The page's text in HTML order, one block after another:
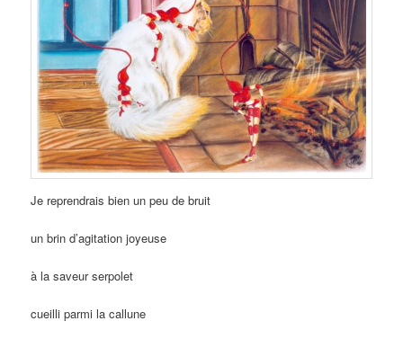
Je reprendrais bien un peu de bruit
un brin d’agitation joyeuse
à la saveur serpolet
cueilli parmi la callune